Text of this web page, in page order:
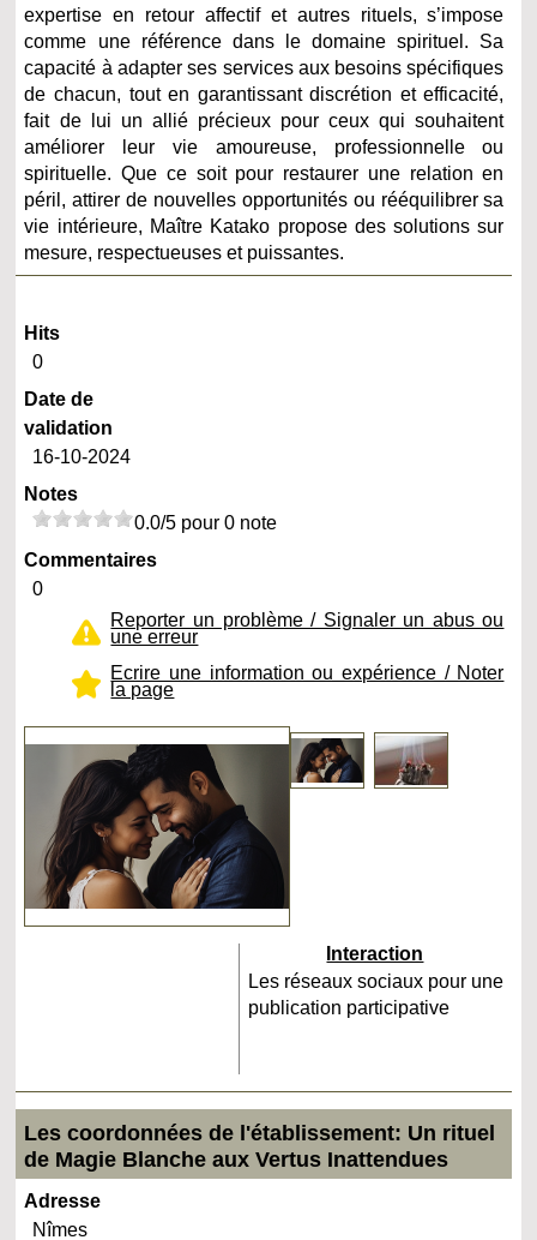
expertise en retour affectif et autres rituels, s’impose
comme une référence dans le domaine spirituel. Sa
capacité à adapter ses services aux besoins spécifiques
de chacun, tout en garantissant discrétion et efficacité,
fait de lui un allié précieux pour ceux qui souhaitent
améliorer leur vie amoureuse, professionnelle ou
spirituelle. Que ce soit pour restaurer une relation en
péril, attirer de nouvelles opportunités ou rééquilibrer sa
vie intérieure, Maître Katako propose des solutions sur
mesure, respectueuses et puissantes.
Hits
0
Date de
validation
16-10-2024
Notes
0.0/5 pour 0 note
Commentaires
0
Reporter un problème / Signaler un abus ou
une erreur
Ecrire une information ou expérience / Noter
la page
Interaction
Les réseaux sociaux pour une
publication participative
Les coordonnées de l'établissement: Un rituel
de Magie Blanche aux Vertus Inattendues
Adresse
Nîmes